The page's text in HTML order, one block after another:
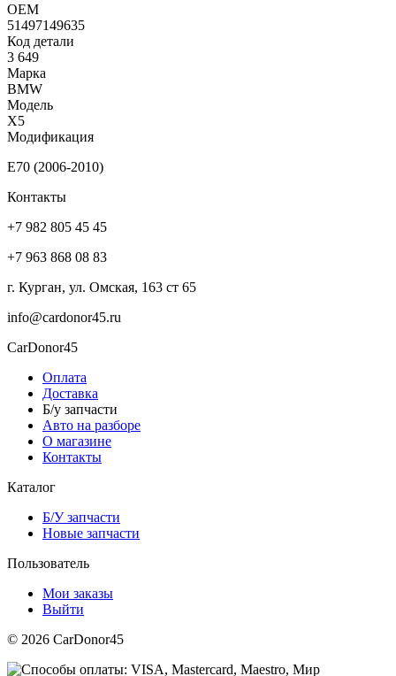
ОЕМ
51497149635
Код детали
3 649
Марка
BMW
Модель
X5
Модификация
E70 (2006-2010)
Контакты
+7 982 805 45 45
+7 963 868 08 83
г. Курган, ул. Омская, 163 ст 65
info@cardonor45.ru
CarDonor45
Оплата
Доставка
Б/у запчасти
Авто на разборе
О магазине
Контакты
Каталог
Б/У запчасти
Новые запчасти
Пользователь
Мои заказы
Выйти
© 2026 CarDonor45